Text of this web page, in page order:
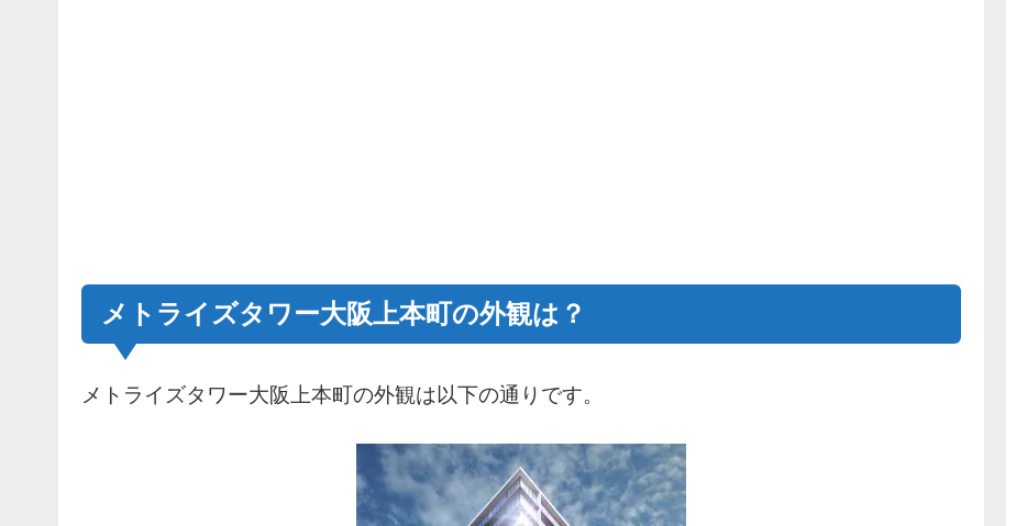
メトライズタワー大阪上本町の外観は？
メトライズタワー大阪上本町の外観は以下の通りです。